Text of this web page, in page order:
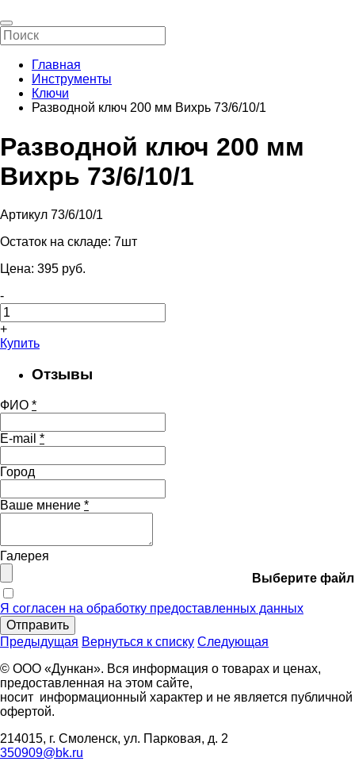
Главная
Инструменты
Ключи
Разводной ключ 200 мм Вихрь 73/6/10/1
Разводной ключ 200 мм
Вихрь 73/6/10/1
Артикул 73/6/10/1
Остаток на складе: 7шт
Цена: 395 pуб.
-
+
Купить
Отзывы
ФИО *
E-mail *
Город
Ваше мнение *
Галерея
Выберите файл
Я согласен на обработку предоставленных данных
Отправить
Предыдущая Вернуться к списку Следующая
© ООО «Дункан». Вся информация о товарах и ценах,
предоставленная на этом сайте,
носит информационный характер и не является публичной
офертой.
214015, г. Смоленск, ул. Парковая, д. 2
350909@bk.ru